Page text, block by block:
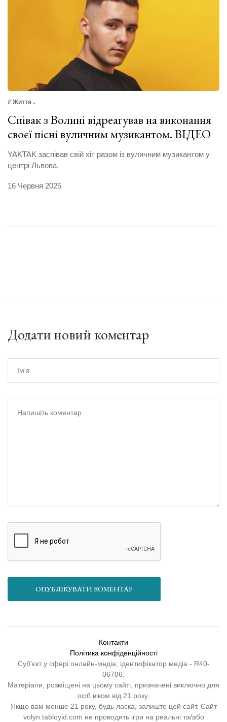
# Життя
Співак з Волині відреагував на виконання
своєї пісні вуличним музикантом. ВІДЕО
YAKTAK заспівав свій хіт разом із вуличним музикантом у
центрі Львова.
16 Червня 2025
Додати новий коментар
ОПУБЛІКУВАТИ КОМЕНТАР
Контакти
Політика конфіденційності
Суб'єкт у сфері онлайн-медіа; ідентифікатор медіа - R40-
06706.
Матеріали, розміщені на цьому сайті, призначені виключно для
осіб віком від 21 року.
Якщо вам менше 21 року, будь ласка, залиште цей сайт. Сайт
volyn.tabloyid.com не проводить ігри на реальні та/або